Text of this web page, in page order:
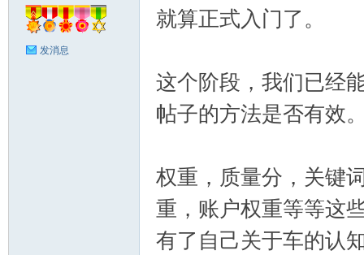
发消息
就算正式入门了。
这个阶段，我们已经
帖子的方法是否有效
权重，质量分，关键
重，账户权重等等这
有了自己关于车的认